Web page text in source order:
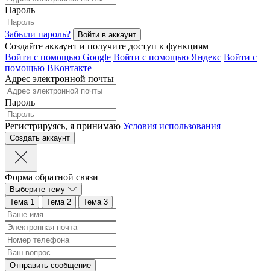
Пароль
Забыли пароль?
Создайте аккаунт и получите доступ к функциям
Войти с помощью Google Войти с помощью Яндекс Войти с
помощью ВКонтакте
Адрес электронной почты
Пароль
Регистрируясь, я принимаю Условия использования
Форма обратной связи
Выберите тему
Тема 1
Тема 2 Тема 3
Отправить сообщение